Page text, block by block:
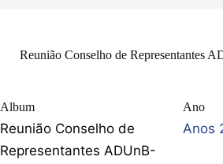
Reunião Conselho de Representantes
Album
Reunião Conselho de
Representantes ADUnB-
Ano
Anos